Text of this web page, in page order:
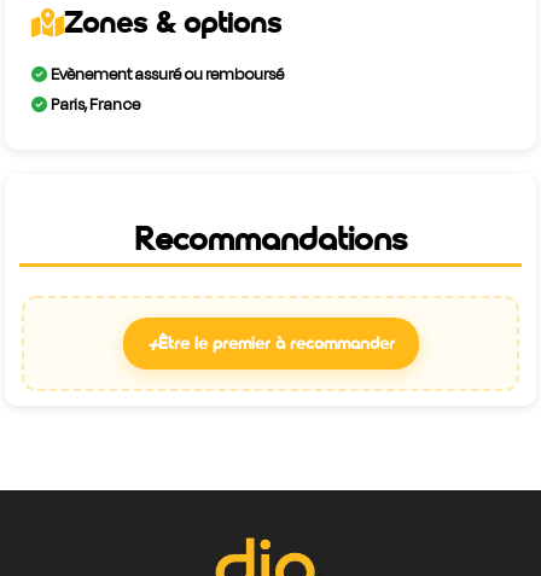
Zones & options
Evènement assuré ou remboursé
Paris, France
Recommandations
+Être le premier à recommander